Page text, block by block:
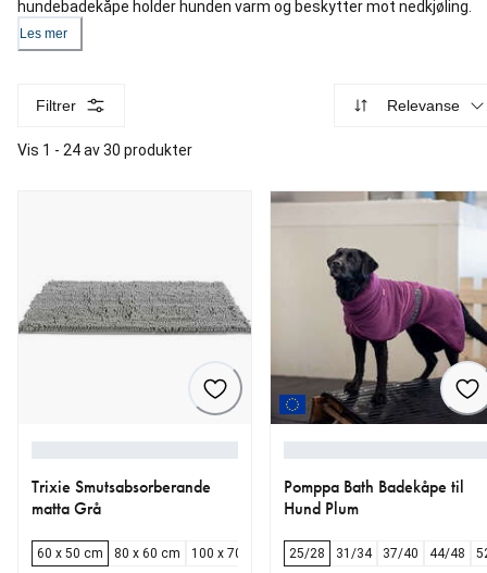
hundebadekåpe holder hunden varm og beskytter mot nedkjøling.
Les mer
Filtrer Relevanse
Vis 1 - 24 av 30 produkter
Trixie Smutsabsorberande
matta Grå
60 x 50 cm 80 x 60 cm 100 x 70 cm 120 x 80 cm
Pomppa Bath Badekåpe til
Hund Plum
25/28 31/34 37/40 44/48